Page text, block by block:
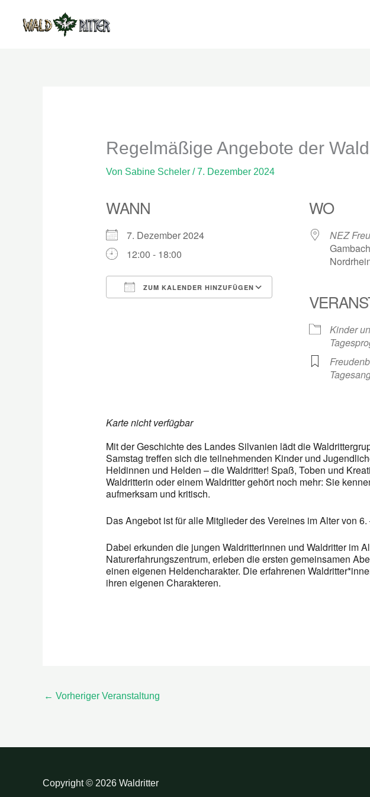
Regelmäßige Angebote der
Von Sabine Scheler /7. Dezember 2024
WANN
7. Dezember 2024
12:00 - 18:00
ZUM KALENDER HINZUFÜGEN
Google Kalender
WO
NEZ
Kinder
Karte nicht verfügbar
Mit der Geschichte des Landes Silvanien lädt die
Samstag treffen sich die teilnehmenden Kinder und
Heldinnen und Helden – die Waldritter! Spaß, Toben und
Waldritterin oder einem Waldritter gehört noch mehr: Sie
aufmerksam und kritisch.
Das Angebot ist für alle Mitglieder des Vereines im Alter von 6.
Dabei erkunden die jungen Waldritterinnen und Waldritter im
Naturerfahrungszentrum, erleben die ersten gemeinsamen
einen eigenen Heldencharakter. Die erfahrenen
ihren eigenen Charakteren.
← Vorheriger Veranstaltung
Copyright © 2026 Waldritter